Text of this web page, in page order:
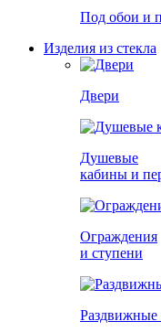
Под обои и
Изделия из стекла
Двери
Душевые
кабины и
Ограждения
и ступени
Раздвижные